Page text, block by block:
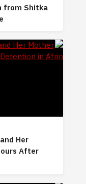
from Shitka
Her
After